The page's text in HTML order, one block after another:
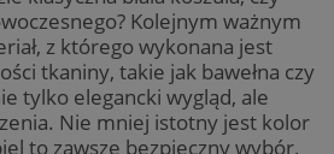
Kolejnym ważnym
z którego wykonana jest
tkaniny, takie jak bawełna czy
tylko elegancki wygląd, ale
Nie mniej istotny jest kolor
to zawsze bezpieczny wybór,